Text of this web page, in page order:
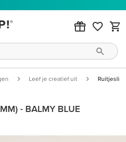
Leef je creatief uit Ruitjeslint
- BALMY BLUE